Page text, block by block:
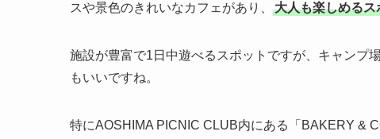
スや景色のきれいなカフェがあり、
大人も楽しめるス
施設が豊富で1日中遊べるスポットですが、キャンプ
もいいですね。
特にAOSHIMA PICNIC CLUB内にある「BAKERY &